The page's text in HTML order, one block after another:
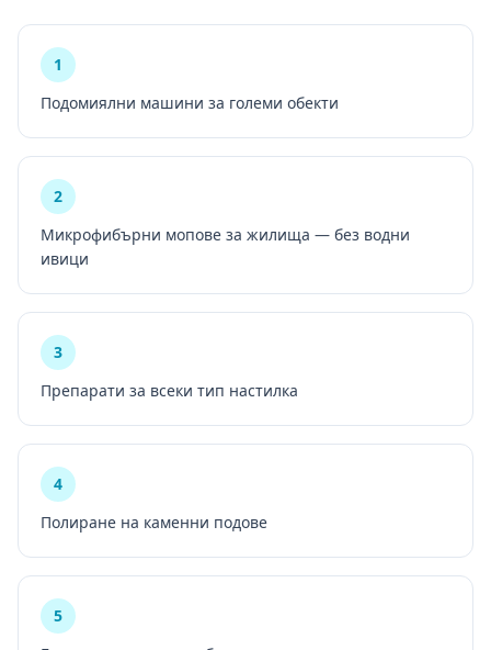
1
Подомиялни машини за големи обекти
2
Микрофибърни мопове за жилища — без водни
ивици
3
Препарати за всеки тип настилка
4
Полиране на каменни подове
5